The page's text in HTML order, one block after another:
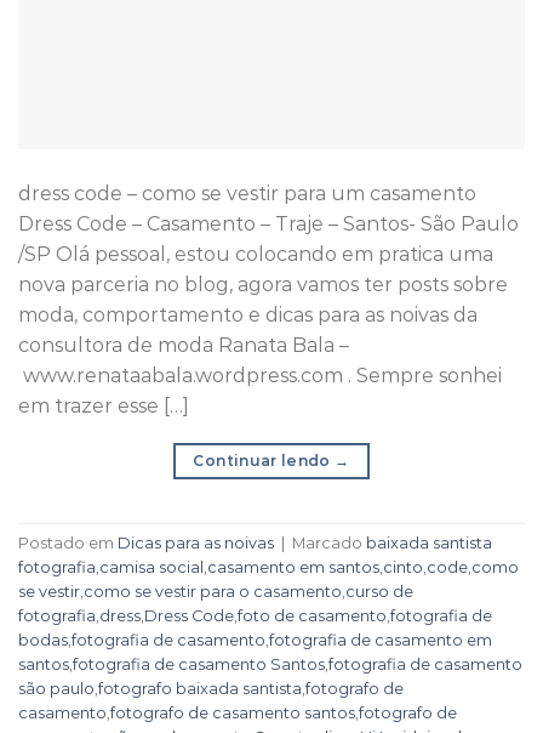
dress code – como se vestir para um casamento
Dress Code – Casamento – Traje – Santos- São Paulo
/SP Olá pessoal, estou colocando em pratica uma
nova parceria no blog, agora vamos ter posts sobre
moda, comportamento e dicas para as noivas da
consultora de moda Ranata Bala –
www.renataabala.wordpress.com . Sempre sonhei
em trazer esse […]
Continuar lendo →
Postado em Dicas para as noivas Marcado baixada santista
fotografia camisa social casamento em santos cinto code como
se vestir como se vestir para o casamento curso de
fotografia dress Dress Code,foto de casamento ,fotografia de
bodas,fotografia de casamento ,fotografia de casamento em
santos,fotografia de casamento Santos,fotografia de casamento
são paulo ,fotografo baixada santista ,fotografo de
casamento ,fotografo de casamento santos,fotografo de